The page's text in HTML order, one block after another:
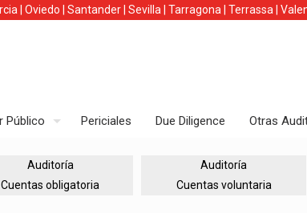
Oviedo Santander Sevilla Tarragona Terrassa
Público Periciales Due Diligence Otras
Auditoría
Cuentas obligatoria
Auditoría
Cuentas voluntaria